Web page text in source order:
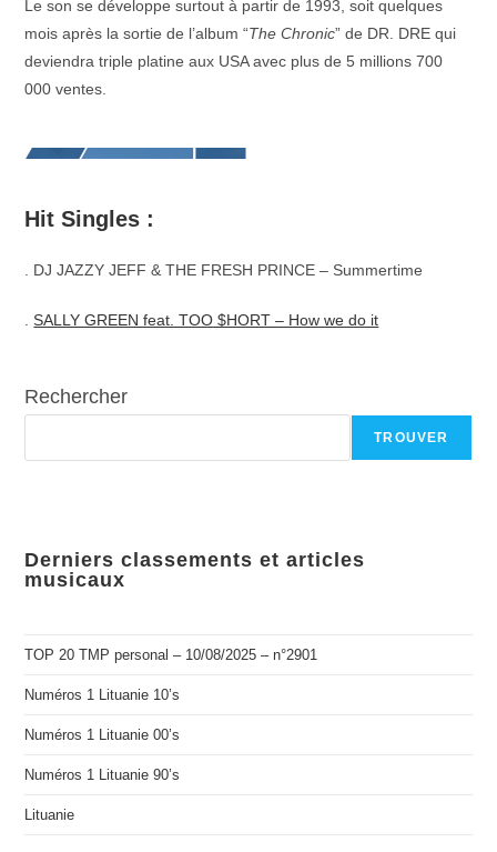
Le son se développe surtout à partir de 1993, soit quelques
mois après la sortie de l’album “The Chronic” de DR. DRE qui
deviendra triple platine aux USA avec plus de 5 millions 700
000 ventes.
Hit Singles :
. DJ JAZZY JEFF & THE FRESH PRINCE – Summertime
.SALLY GREEN feat. TOO $HORT – How we do it
Rechercher
TROUVER
Derniers classements et articles
musicaux
TOP 20 TMP personal – 10/08/2025 – n°2901
Numéros 1 Lituanie 10’s
Numéros 1 Lituanie 00’s
Numéros 1 Lituanie 90’s
Lituanie